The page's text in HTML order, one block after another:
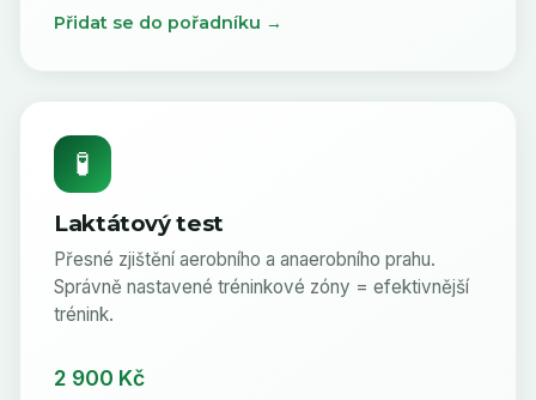
Přidat se do pořadníku →
🧪
Laktátový test
Přesné zjištění aerobního a anaerobního prahu.
Správně nastavené tréninkové zóny = efektivnější
trénink.
2 900 Kč